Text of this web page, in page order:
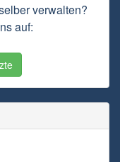
verwalten?
auf: